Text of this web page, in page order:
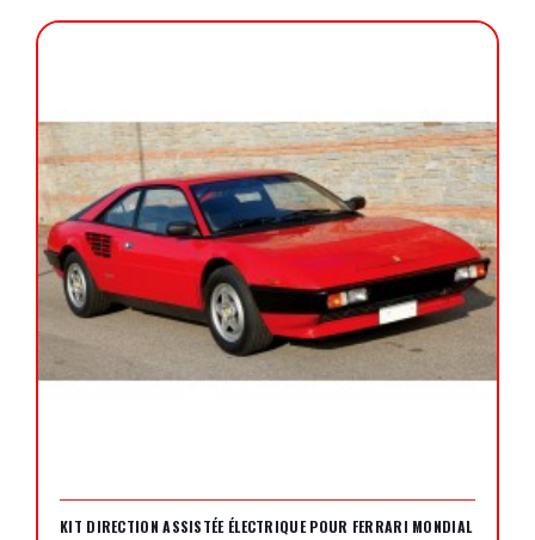
KIT DIRECTION ASSISTÉE ÉLECTRIQUE POUR FERRARI MONDIAL